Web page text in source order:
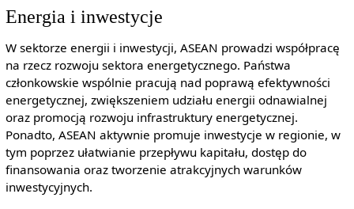
Energia i inwestycje
W sektorze energii i inwestycji, ASEAN prowadzi współpracę
na rzecz rozwoju sektora energetycznego. Państwa
członkowskie wspólnie pracują nad poprawą efektywności
energetycznej, zwiększeniem udziału energii odnawialnej
oraz promocją rozwoju infrastruktury energetycznej.
Ponadto, ASEAN aktywnie promuje inwestycje w regionie, w
tym poprzez ułatwianie przepływu kapitału, dostęp do
finansowania oraz tworzenie atrakcyjnych warunków
inwestycyjnych.